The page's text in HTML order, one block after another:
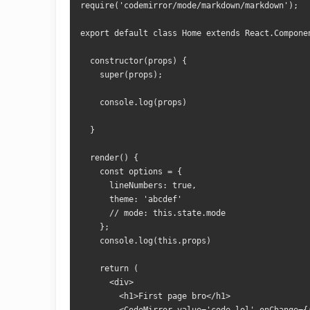
require( 'codemirror/mode/markdown/markdown' );
export default class Home extends React .
constructor( props )
{
    super
( props );
    console
. log ( props )
}
  render
()
{
const options = {
      lineNumbers
: true,
      theme
:
'abcdef'
// mode: this.state.mode
};
    console
. log (this . props )
return
(
<div>
<h1>First page bro</ h1>